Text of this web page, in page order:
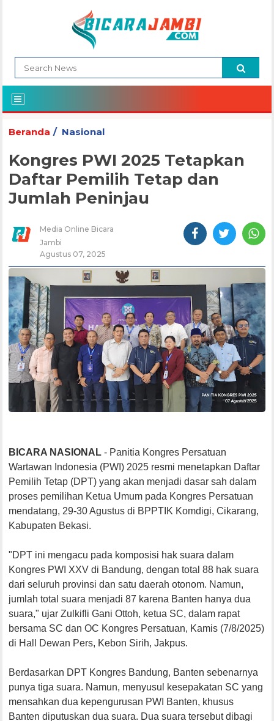
Beranda Nasional
Kongres PWI 2025 Tetapkan
Daftar Pemilih Tetap dan
Jumlah Peninjau
Media Online Bicara
Jambi
Agustus 07, 2025
BICARA NASIONAL - Panitia Kongres Persatuan
Wartawan Indonesia (PWI) 2025 resmi menetapkan Daftar
Pemilih Tetap (DPT) yang akan menjadi dasar sah dalam
proses pemilihan Ketua Umum pada Kongres Persatuan
mendatang, 29-30 Agustus di BPPTIK Komdigi, Cikarang,
Kabupaten Bekasi.
"DPT ini mengacu pada komposisi hak suara dalam
Kongres PWI XXV di Bandung, dengan total 88 hak suara
dari seluruh provinsi dan satu daerah otonom. Namun,
jumlah total suara menjadi 87 karena Banten hanya dua
suara," ujar Zulkifli Gani Ottoh, ketua SC, dalam rapat
bersama SC dan OC Kongres Persatuan, Kamis (7/8/2025)
di Hall Dewan Pers, Kebon Sirih, Jakpus.
Berdasarkan DPT Kongres Bandung, Banten sebenarnya
punya tiga suara. Namun, menyusul kesepakatan SC yang
mensahkan dua kepengurusan PWI Banten, khusus
Banten diputuskan dua suara. Dua suara tersebut dibagi